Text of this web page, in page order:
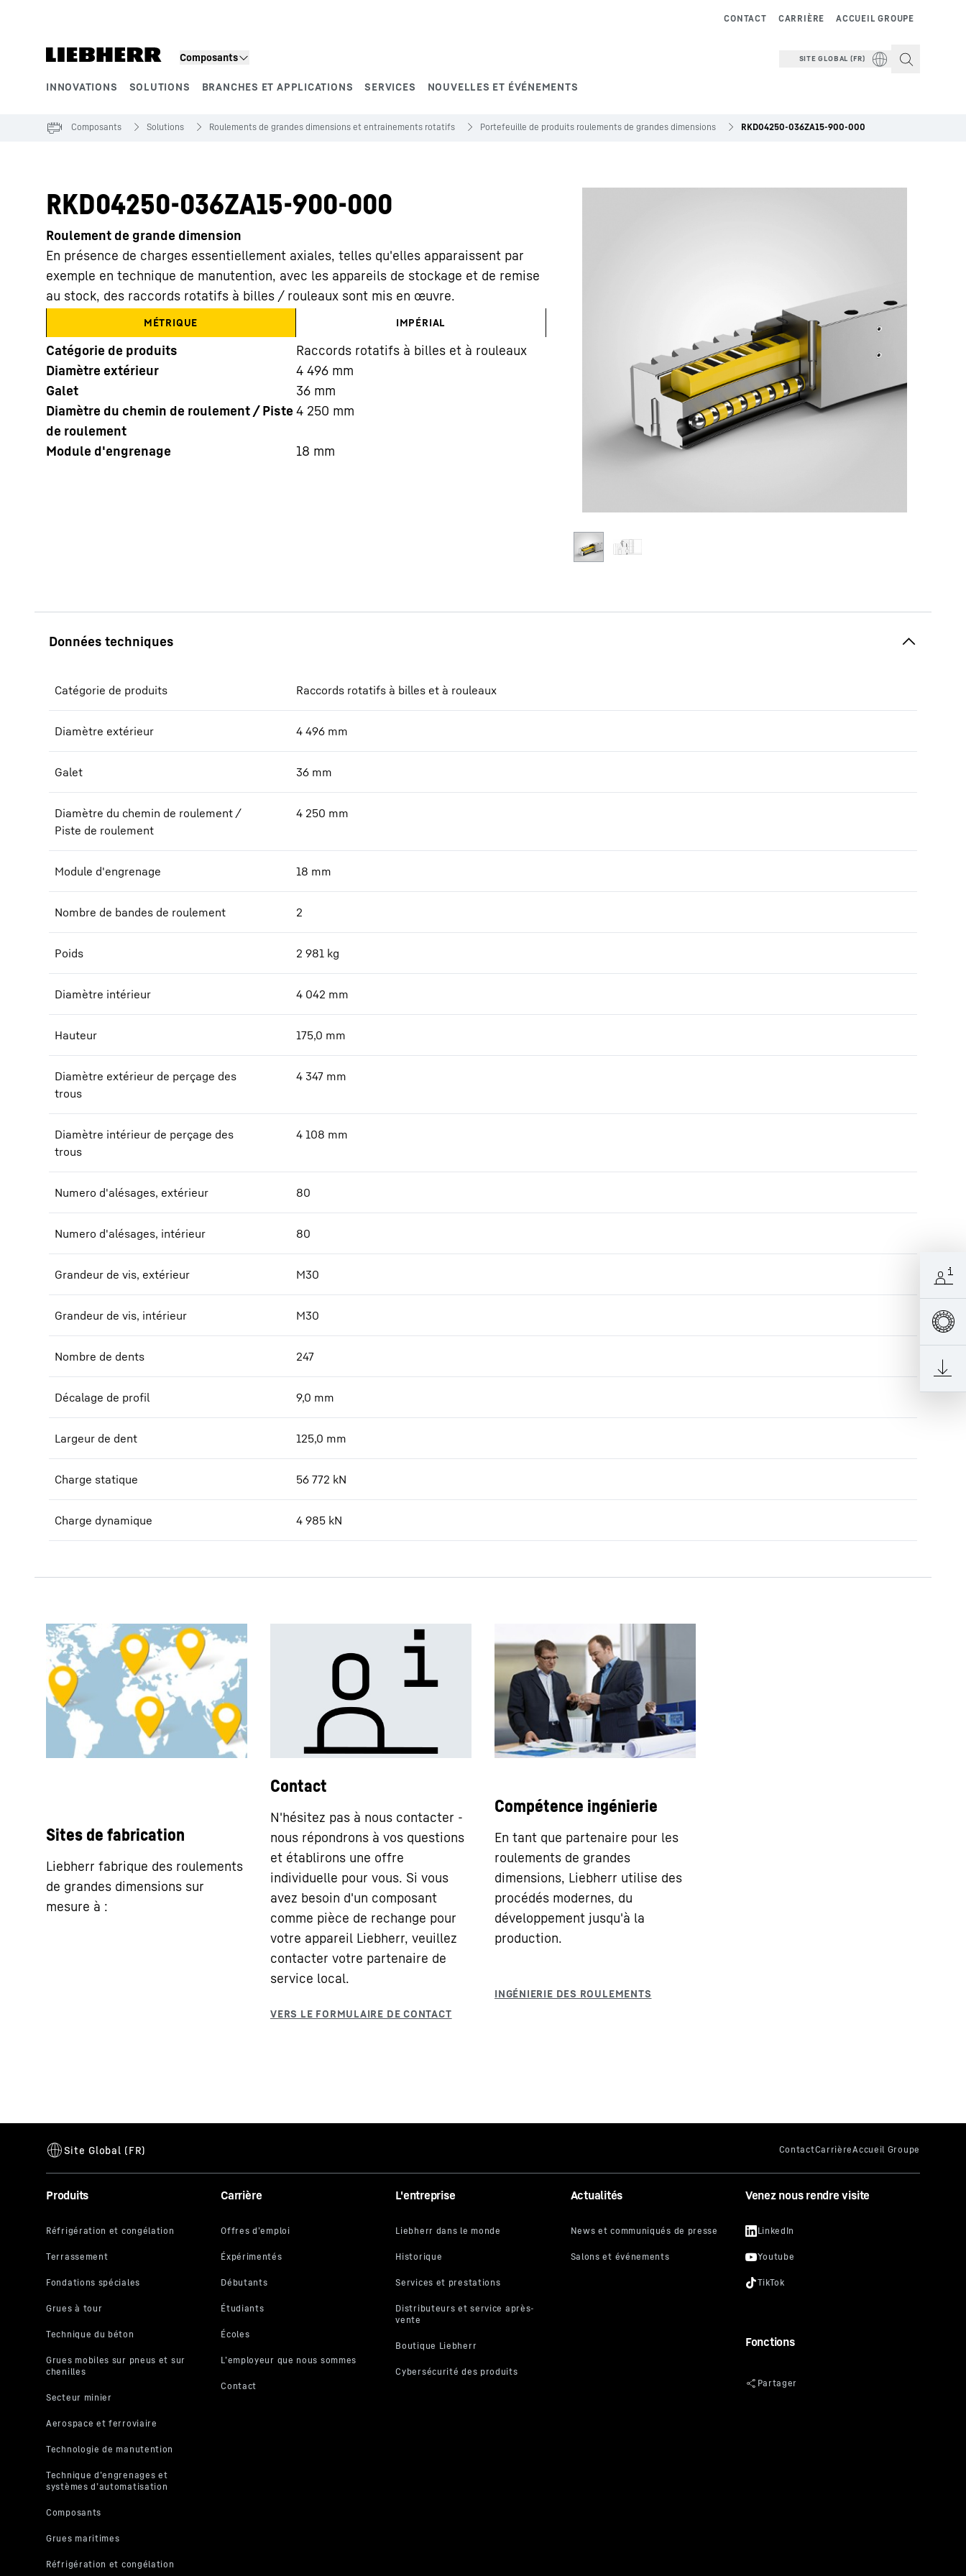
Composants
INNOVATIONS SOLUTIONS BRANCHES ET APPLICATIONS SERVICES NOUVELLES ET ÉVÉNEMENTS
ACCUEIL GROUPE
CARRIÈRE
CONTACT
SITE GLOBAL (FR)
En savoir plus sur Liebherr
Composants Solutions Roulements de grandes dimensions et entrainements rotatifs Portefeuille de produits roulements de grandes dimensions RKD04250-036ZA15-900-000
RKD04250-036ZA15-900-000
Roulement de grande dimension
En présence de charges essentiellement axiales, telles qu'elles apparaissent par
exemple en technique de manutention, avec les appareils de stockage et de remise
au stock, des raccords rotatifs à billes / rouleaux sont mis en œuvre.
MÉTRIQUE IMPÉRIAL
Catégorie de produits
Raccords rotatifs à billes et à rouleaux
Diamètre extérieur
4 496 mm
Galet
36 mm
Diamètre du chemin de roulement / Piste
de roulement
4 250 mm
Module d'engrenage 18 mm
Catégorie de produits Raccords rotatifs à billes et à rouleaux
Diamètre extérieur 4 496 mm
Galet 36 mm
Diamètre du chemin de roulement /
Piste de roulement
4 250 mm
Module d'engrenage 18 mm
Nombre de bandes de roulement 2
Poids 2 981 kg
Diamètre intérieur 4 042 mm
Hauteur 175,0 mm
Diamètre extérieur de perçage des
trous
4 347 mm
Diamètre intérieur de perçage des
trous
4 108 mm
Numero d'alésages, extérieur 80
Numero d'alésages, intérieur 80
Grandeur de vis, extérieur M30
Grandeur de vis, intérieur M30
Nombre de dents 247
Décalage de profil 9,0 mm
Largeur de dent 125,0 mm
Charge statique 56 772 kN
Charge dynamique 4 985 kN
Sites de fabrication
Liebherr fabrique des roulements
de grandes dimensions sur
mesure à :
Contact
N'hésitez pas à nous contacter -
nous répondrons à vos questions
et établirons une offre
individuelle pour vous. Si vous
avez besoin d'un composant
comme pièce de rechange pour
votre appareil Liebherr, veuillez
contacter votre partenaire de
service local.
Compétence ingénierie
En tant que partenaire pour les
roulements de grandes
dimensions, Liebherr utilise des
procédés modernes, du
développement jusqu'à la
production.
Produits Carrière L'entreprise Actualités Venez nous rendre visite
Fonctions